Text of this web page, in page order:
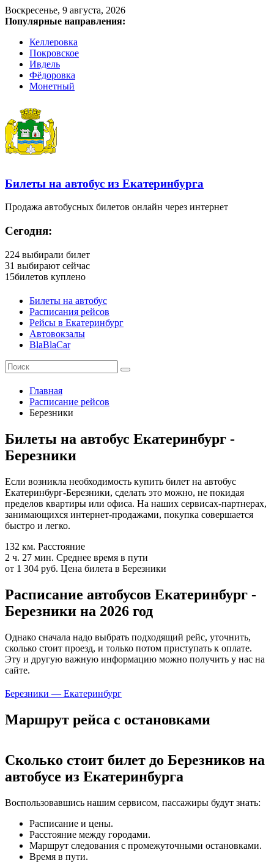
Воскресенье, 9 августа, 2026
Популярные направления:
Келлеровка
Покровское
Ивдель
Фёдоровка
Монетный
Билеты на автобус из Екатеринбурга
Продажа автобусных билетов онлайн через интернет
Сегодня:
224 выбирали билет
31 выбирают сейчас
15билетов куплено
Билеты на автобус
Расписания рейсов
Рейсы в Екатеринбург
Автовокзалы
BlaBlaCar
Главная
Расписание рейсов
Березники
Билеты на автобус Екатеринбург -
Березники
Если возникла необходимость купить билет на автобус
Екатеринбург-Березники, сделать это можно, не покидая
пределов квартиры или офиса. На наших сервисах-партнерах,
занимающихся интернет-продажами, покупка совершается
быстро и легко.
132 км. Расстояние
2 ч. 27 мин. Среднее время в пути
от 1 304 руб. Цена билета в Березники
Расписание автобусов Екатеринбург -
Березники на 2026 год
Однако сначала надо выбрать подходящий рейс, уточнить,
сколько стоит проезд, и только потом приступать к оплате.
Эту и другую важную информацию можно получить у нас на
сайте.
Березники — Екатеринбург
Маршрут рейса с остановками
Сколько стоит билет до Березников на
автобусе из Екатеринбурга
Воспользовавшись нашим сервисом, пассажиры будут знать:
Расписание и цены.
Расстояние между городами.
Маршрут следования с промежуточными остановками.
Время в пути.